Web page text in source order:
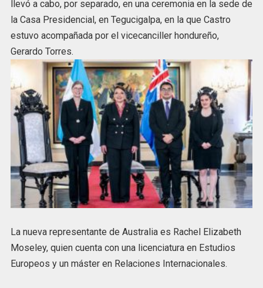
llevó a cabo, por separado, en una ceremonia en la sede de
la Casa Presidencial, en Tegucigalpa, en la que Castro
estuvo acompañada por el vicecanciller hondureño,
Gerardo Torres.
La nueva representante de Australia es Rachel Elizabeth
Moseley, quien cuenta con una licenciatura en Estudios
Europeos y un máster en Relaciones Internacionales.